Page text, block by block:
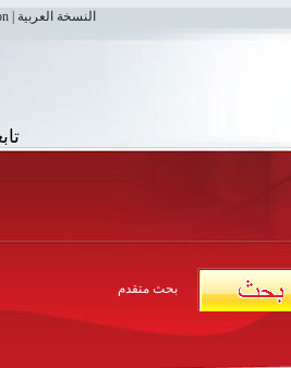
النسخة العربية
بحث متقدم